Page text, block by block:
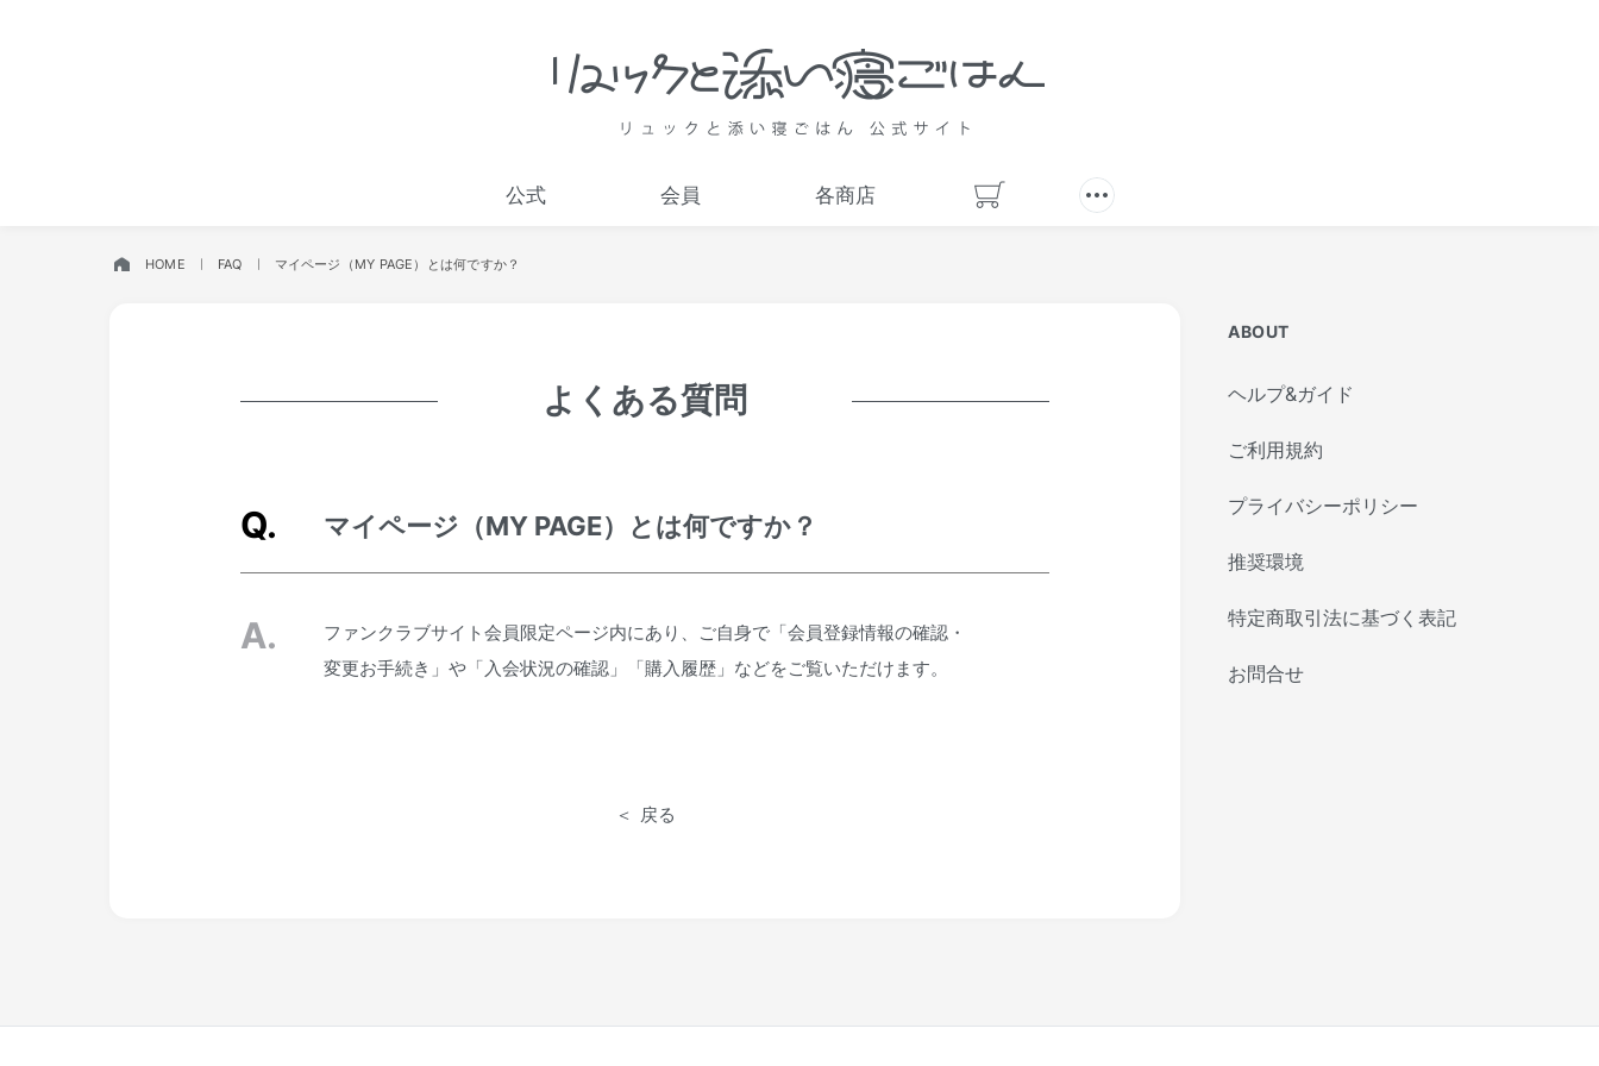
公式 会員 各商店
HOME FAQ マイページ（MY PAGE）とは何ですか？
よくある質問
マイページ（MY PAGE）とは何ですか？
ファンクラブサイト会員限定ページ内にあり、ご自身で「会員登録情報の確認・
変更お手続き」や「入会状況の確認」「購入履歴」などをご覧いただけます。
戻る
ABOUT
ヘルプ&ガイド
ご利用規約
プライバシーポリシー
推奨環境
特定商取引法に基づく表記
お問合せ